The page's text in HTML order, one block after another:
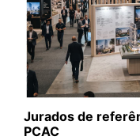
Jurados de
PCAC